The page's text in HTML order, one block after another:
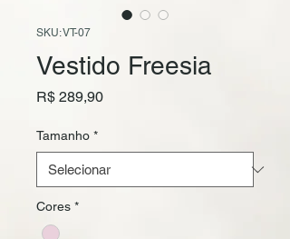
SKU: VT-07
Vestido Freesia
R$ 289,90Preço
Tamanho *
Cores *